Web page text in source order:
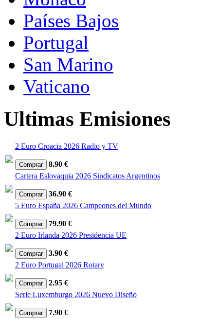
Países Bajos
Portugal
San Marino
Vaticano
Ultimas Emisiones
2 Euro Croacia 2026 Radio y TV
8.90 €
Cartera Eslovaquia 2026 Sindicatos Argentinos
36.90 €
5 Euro España 2026 Campeones del Mundo
79.90 €
2 Euro Irlanda 2026 Presidencia UE
3.90 €
2 Euro Portugal 2026 Rotary
2.95 €
Serie Luxemburgo 2026 Nuevo Diseño
7.90 €